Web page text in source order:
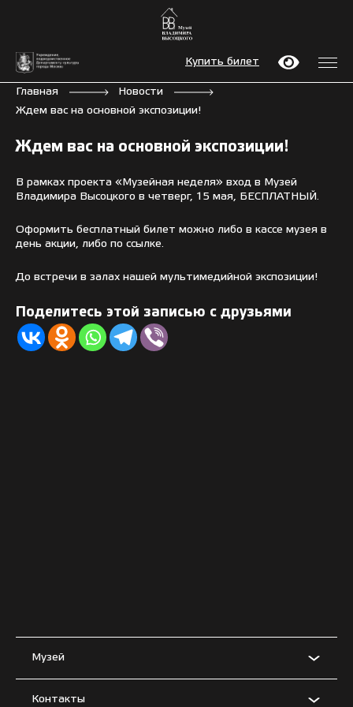
Купить билет
Главная
Новости
Ждем вас на основной экспозиции!
Ждем вас на основной экспозиции!
В рамках проекта «Музейная неделя» вход в Музей
Владимира Высоцкого в четверг, 15 мая, БЕСПЛАТНЫЙ.
Оформить бесплатный билет можно либо в кассе музея в
день акции, либо по ссылке
До встречи в залах нашей мультимедийной экспозиции!
Поделитесь этой записью с друзьями
Музей
Контакты